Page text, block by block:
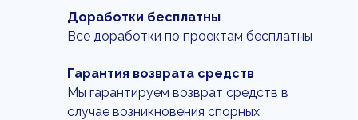
Доработки бесплатны
Все доработки по проектам бесплатны
Гарантия возврата средств
Мы гарантируем возврат средств в
случае возникновения спорных